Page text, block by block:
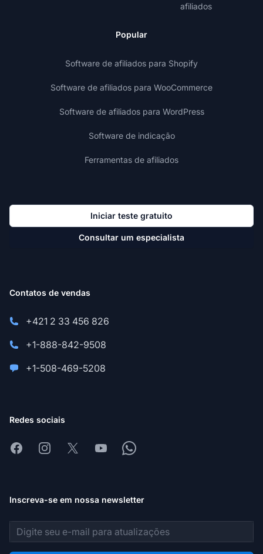
afiliados
Popular
Software de afiliados para Shopify
Software de afiliados para WooCommerce
Software de afiliados para WordPress
Software de indicação
Ferramentas de afiliados
Iniciar teste gratuito
Consultar um especialista
Contatos de vendas
+421 2 33 456 826
+1-888-842-9508
+1-508-469-5208
Redes sociais
FacebookInstagram
X YoutubeWhatsapp
Inscreva-se em nossa newsletter
Endereço de e-mail